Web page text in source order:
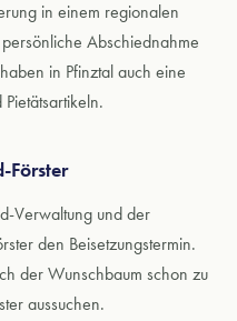
in einem regionalen
Abschiednahme
in Pfinztal auch eine
Förster
Verwaltung und der
den Beisetzungstermin.
der Wunschbaum schon zu
aussuchen.